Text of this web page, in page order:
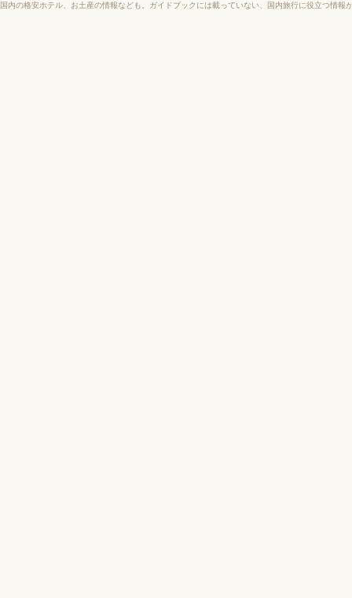
国内の格安ホテル、お土産の情報なども。ガイドブックには載っていない、国内旅行に役立つ情報